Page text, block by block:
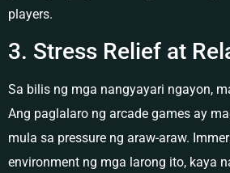
players.
3. Stress Relief at
Sa bilis ng mga nangyayari ngayon,
Ang paglalaro ng arcade games ay
mula sa pressure ng araw-araw.
environment ng mga larong ito, kaya